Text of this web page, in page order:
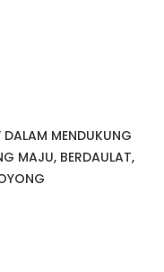
MENDUKUNG
MAJU, BERDAULAT,